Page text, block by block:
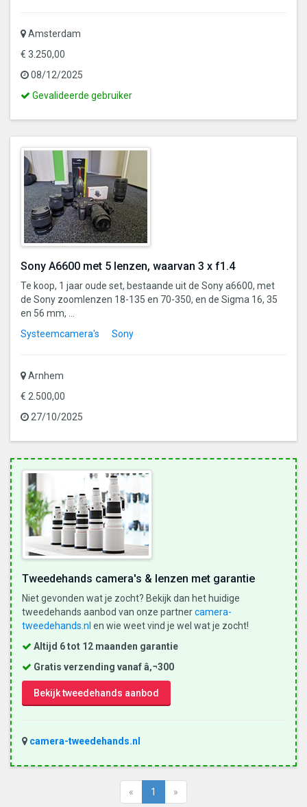
Amsterdam
€ 3.250,00
08/12/2025
Dit
een
gevalideerde
gebruiker
Gevalideerde gebruiker
Sony A6600 met 5 lenzen, waarvan 3 x f1.4
Te koop, 1 jaar oude set, bestaande uit de Sony a6600, met
de Sony zoomlenzen 18-135 en 70-350, en de Sigma 16, 35
en 56 mm, ...
Systeemcamera's
Sony
Arnhem
€ 2.500,00
27/10/2025
Tweedehands camera's & lenzen met garantie
Niet gevonden wat je zocht? Bekijk dan het huidige
tweedehands aanbod van onze partnercamera-
tweedehands.nl en wie weet vind je wel wat je zocht!
Altijd 6 tot 12 maanden garantie
Gratis verzending vanaf â‚¬300
Bekijk tweedehands aanbod
camera-tweedehands.nl
« 1 »